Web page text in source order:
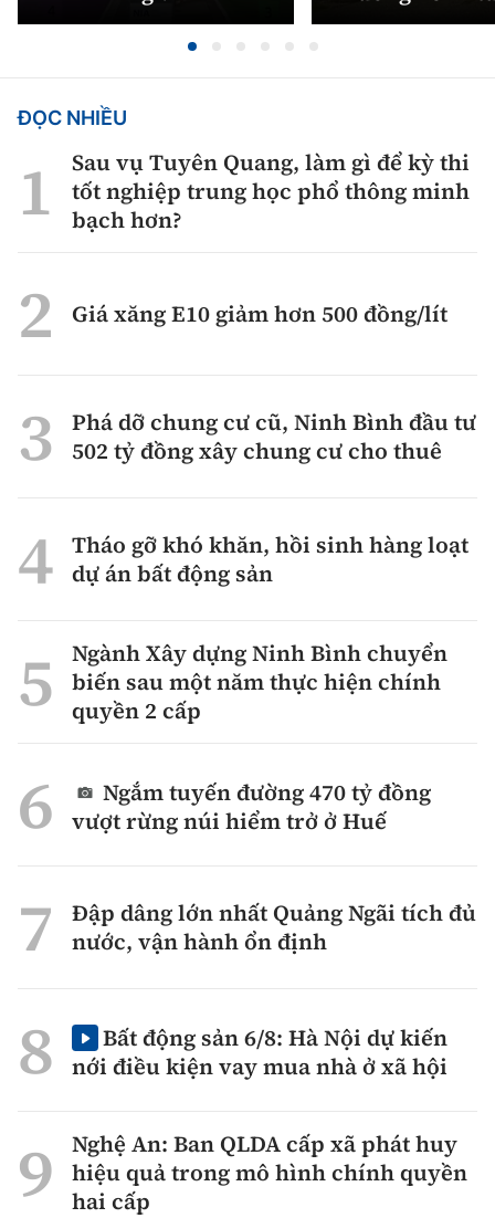
ĐỌC NHIỀU
Sau vụ Tuyên Quang, làm gì để kỳ thi
tốt nghiệp trung học phổ thông minh
bạch hơn?
Giá xăng E10 giảm hơn 500 đồng/lít
Phá dỡ chung cư cũ, Ninh Bình đầu tư
502 tỷ đồng xây chung cư cho thuê
Tháo gỡ khó khăn, hồi sinh hàng loạt
dự án bất động sản
Ngành Xây dựng Ninh Bình chuyển
biến sau một năm thực hiện chính
quyền 2 cấp
Ngắm tuyến đường 470 tỷ đồng
vượt rừng núi hiểm trở ở Huế
Đập dâng lớn nhất Quảng Ngãi tích đủ
nước, vận hành ổn định
Bất động sản 6/8: Hà Nội dự kiến
nới điều kiện vay mua nhà ở xã hội
Nghệ An: Ban QLDA cấp xã phát huy
hiệu quả trong mô hình chính quyền
hai cấp